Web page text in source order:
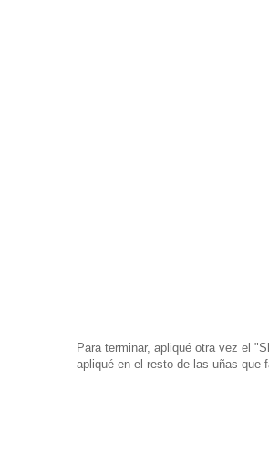
Para terminar, apliqué otra vez el
apliqué en el resto de las uñas que